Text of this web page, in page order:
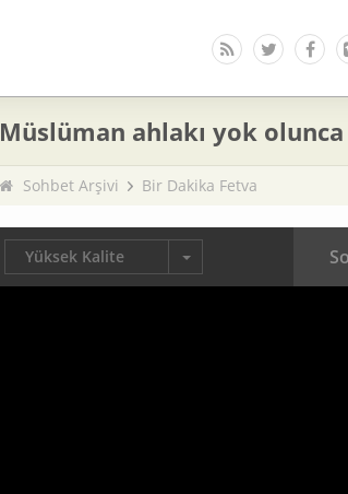
Müslüman ahlakı yok
Sohbet Arşivi Bir Dakika Fetva
Yüksek Kalite